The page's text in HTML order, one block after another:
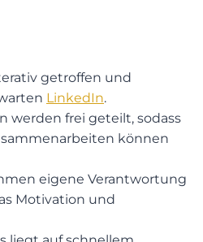
getroffen und
LinkedIn.
werden frei geteilt, sodass
können​
eigene Verantwortung
Motivation und